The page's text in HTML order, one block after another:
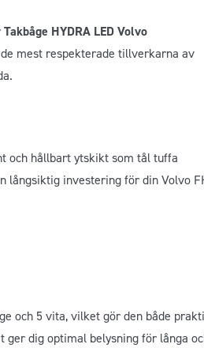
Takbåge HYDRA LED Volvo
mest respekterade tillverkarna av
och hållbart ytskikt som tål tuffa
långsiktig investering för din Volvo
och 5 vita, vilket gör den både
ger dig optimal belysning för långa